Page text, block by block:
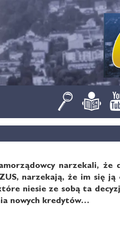
narzekali, że
narzekają, że im się
niesie ze sobą ta
nowych kredytów…